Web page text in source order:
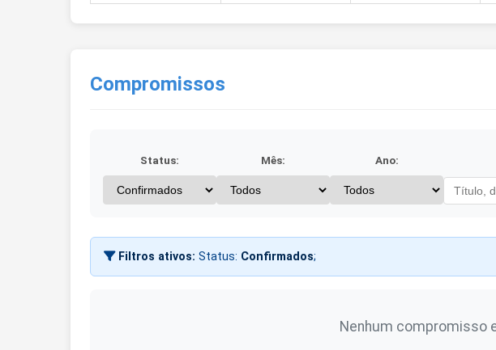
Compromissos
Status: Mês: Ano:
Filtros ativos: Status: Confirmados;
Nenhum compromisso